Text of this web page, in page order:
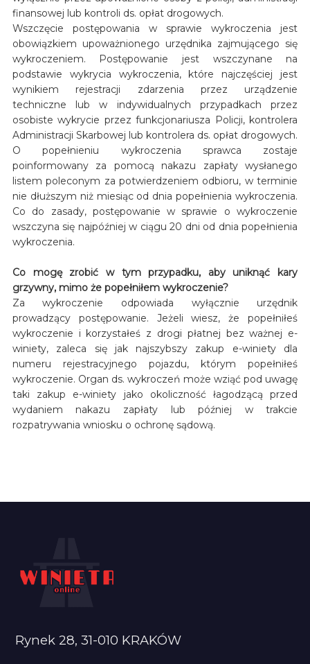
finansowej lub kontroli ds. opłat drogowych.
Wszczęcie postępowania w sprawie wykroczenia jest
obowiązkiem upoważnionego urzędnika zajmującego się
wykroczeniem. Postępowanie jest wszczynane na
podstawie wykrycia wykroczenia, które najczęściej jest
wynikiem rejestracji zdarzenia przez urządzenie
techniczne lub w indywidualnych przypadkach przez
osobiste wykrycie przez funkcjonariusza Policji, kontrolera
Administracji Skarbowej lub kontrolera ds. opłat drogowych.
O popełnieniu wykroczenia sprawca zostaje
poinformowany za pomocą nakazu zapłaty wysłanego
listem poleconym za potwierdzeniem odbioru, w terminie
nie dłuższym niż miesiąc od dnia popełnienia wykroczenia.
Co do zasady, postępowanie w sprawie o wykroczenie
wszczyna się najpóźniej w ciągu 20 dni od dnia popełnienia
wykroczenia.
Co mogę zrobić w tym przypadku, aby uniknąć kary
grzywny, mimo że popełniłem wykroczenie?
Za wykroczenie odpowiada wyłącznie urzędnik
prowadzący postępowanie. Jeżeli wiesz, że popełniłeś
wykroczenie i korzystałeś z drogi płatnej bez ważnej e-
winiety, zaleca się jak najszybszy zakup e-winiety dla
numeru rejestracyjnego pojazdu, którym popełniłeś
wykroczenie. Organ ds. wykroczeń może wziąć pod uwagę
taki zakup e-winiety jako okoliczność łagodzącą przed
wydaniem nakazu zapłaty lub później w trakcie
rozpatrywania wniosku o ochronę sądową.
Rynek 28, 31-010 KRAKÓW